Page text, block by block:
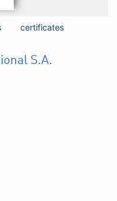
certificates
S.A.